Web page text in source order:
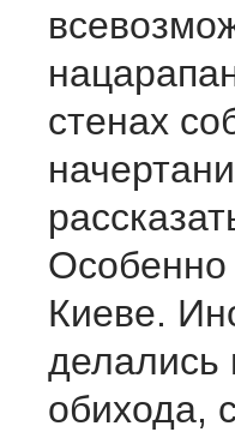
стенах
Особенно
Киеве.
делались
обихода,